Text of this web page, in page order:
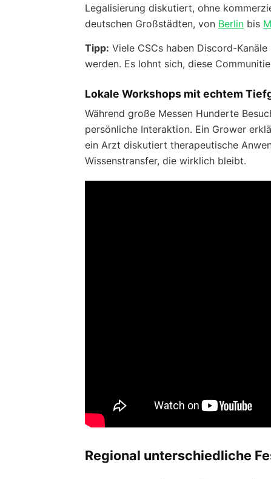
Legalisierung diskutiert, ohne
deutschen Großstädten, von Berlin bis
Tipp: Viele CSCs haben Discord-
werden. Es lohnt sich, diese
Lokale Workshops mit echtem
Während große Messen Hunderte
persönliche Interaktion. Ein Grower
ein Arzt diskutiert therapeutische
Wissenstransfer, die wirklich bleibt.
Regional unterschiedliche